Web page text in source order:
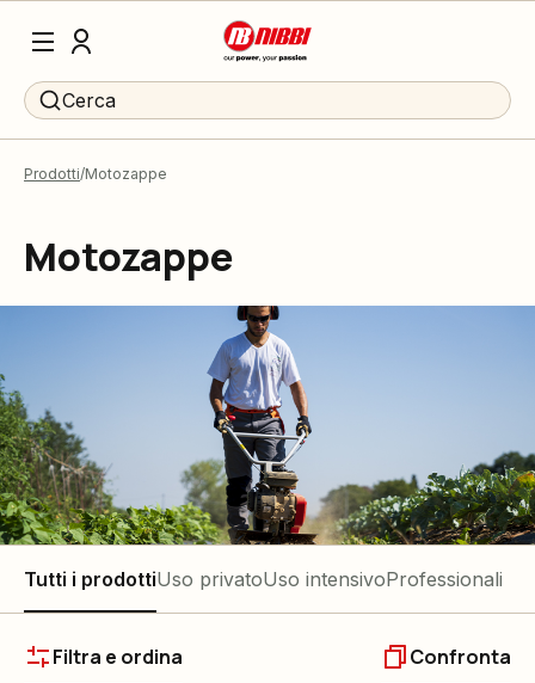
Cerca
Prodotti Motozappe
Motozappe
Tutti i prodottiUso privatoUso intensivoProfessionali
Filtra e ordina Confronta